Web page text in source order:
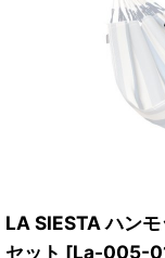
LA SIESTA ハン
セット [La-005-